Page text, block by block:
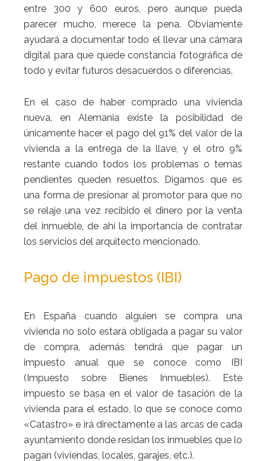
entre 300 y 600 euros, pero aunque pueda
parecer mucho, merece la pena. Obviamente
ayudará a documentar todo el llevar una cámara
digital para que quede constancia fotográfica de
todo y evitar futuros desacuerdos o diferencias.
En el caso de haber comprado una vivienda
nueva, en Alemania existe la posibilidad de
únicamente hacer el pago del 91% del valor de la
vivienda a la entrega de la llave, y el otro 9%
restante cuando todos los problemas o temas
pendientes queden resueltos. Digamos que es
una forma de presionar al promotor para que no
se relaje una vez recibido el dinero por la venta
del inmueble, de ahí la importancia de contratar
los servicios del arquitecto mencionado.
Pago de impuestos (IBI)
En España cuando alguien se compra una
vivienda no solo estará obligada a pagar su valor
de compra, además tendrá que pagar un
impuesto anual que se conoce como IBI
(Impuesto sobre Bienes Inmuebles). Este
impuesto se basa en el valor de tasación de la
vivienda para el estado, lo que se conoce como
«Catastro» e irá directamente a las arcas de cada
ayuntamiento donde residan los inmuebles que lo
pagan (viviendas, locales, garajes, etc.).